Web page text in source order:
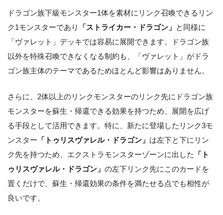
ドラゴン族下級モンスター1体を素材にリンク召喚できるリン
ク1モンスターであり
「ストライカー・ドラゴン」 と同様に
「ヴァレット」デッキでは容易に展開できます。ドラゴン族
以外を特殊召喚できなくなる制約も、「ヴァレット」がドラ
ゴン族主体のテーマであるためほとんど影響はありません。
さらに、2体以上のリンクモンスターのリンク先にドラゴン族
モンスターを蘇生・帰還できる効果を持つため、展開を広げ
る手段として活用できます。特に、新たに登場したリンク3モ
ンスター 「トゥリスヴァレル・ドラゴン」 は左下と下にリン
ク先を持つため、エクストラモンスターゾーンに出した
「ト
ゥリスヴァレル・ドラゴン」 の左下リンク先にこのカードを
置くだけで、蘇生・帰還効果の条件を満たせる点でも相性が
良いです。